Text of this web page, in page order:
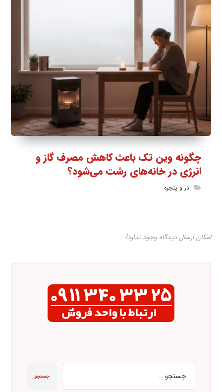
چگونه وین تک باعث کاهش مصرف گاز و
انرژی در خانه‌های رشت می‌شود؟
در و پنجره
امکان ارسال دیدگاه وجود ندارد!
جستجو